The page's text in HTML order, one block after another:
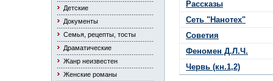
Детские
Документы
Семья, рецепты, тосты
Драматические
Жанр неизвестен
Женские романы
Рассказы
Сеть "Нанотех"
Советия
Феномен Д.Л.Ч.
Червь (кн.1,2)